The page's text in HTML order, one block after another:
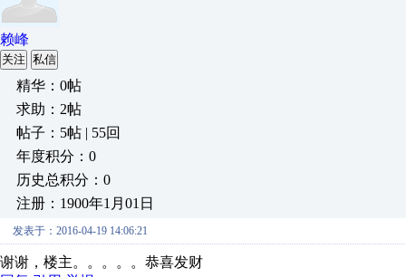
赖峰
关注 私信
精华：0帖
求助：2帖
帖子：5帖 | 55回
年度积分：0
历史总积分：0
注册：1900年1月01日
发表于：2016-04-19 14:06:21
谢谢，楼主。。。。。恭喜发财